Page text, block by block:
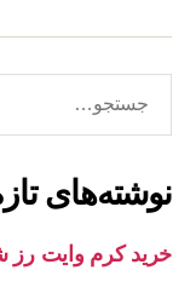
نوشته‌های
خرید کرم وایت رز